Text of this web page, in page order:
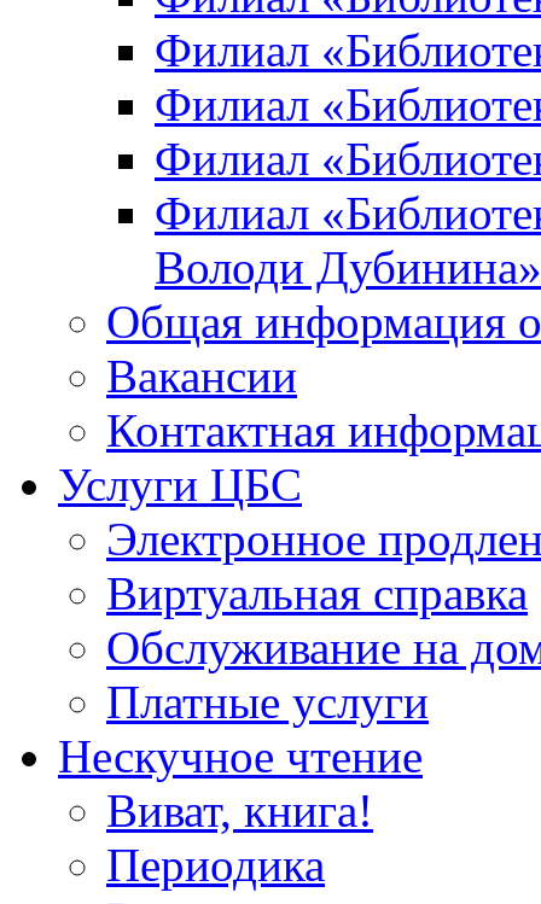
Филиал
Филиал
Филиал
Филиал
Володи Дубинина»
Общая информация
Вакансии
Контактная
Услуги ЦБС
Электронное
Виртуальная справка
Обслуживание на
Платные услуги
Нескучное чтение
Виват, книга!
Периодика